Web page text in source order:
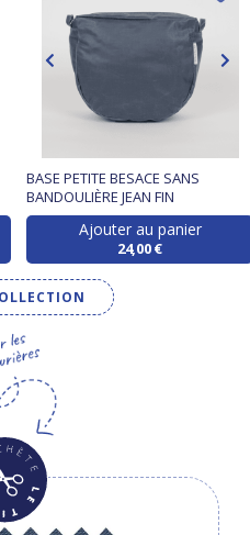
BASE PETITE BESACE SANS
BANDOULIÈRE JEAN FIN
Ajouter au panier
24,00 €